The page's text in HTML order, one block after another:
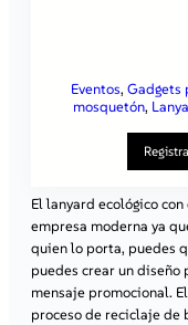
Eventos, Gadgets
mosquetón,
El lanyard ecológico
empresa moderna ya
quien lo porta, puedes
puedes crear un diseño
mensaje promocional.
proceso de reciclaje